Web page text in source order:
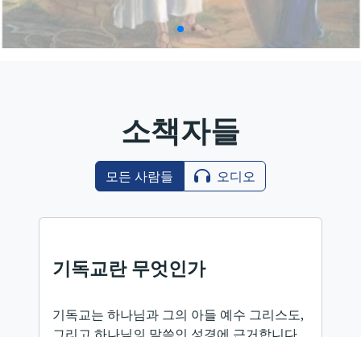
소책자들
모든 사람들 오디오
기독교란 무엇인가
기독교는 하나님과 그의 아들 예수 그리스도,